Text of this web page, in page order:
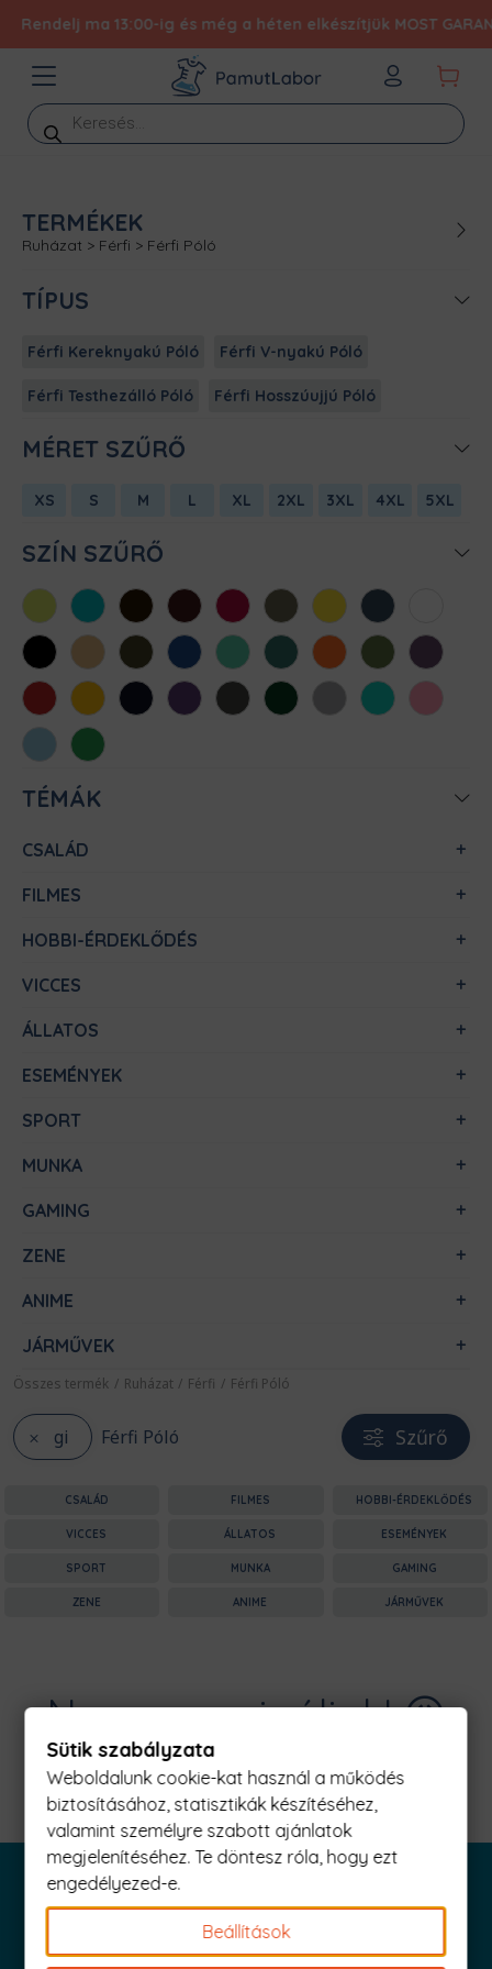
Rendelj ma 13:00-ig és még a héten elkészítjük MOST
Products
search
TERMÉKEK
Ruházat > Férfi > Férfi Póló
TÍPUS
Férfi Kereknyakú Póló Férfi V-nyakú Póló
Férfi Testhezálló Póló Férfi Hosszúujjú Póló
MÉRET SZŰRŐ
XS S M L XL 2XL 3XL 4XL 5XL
SZÍN SZŰRŐ
AlmazöldAtollkékBarnaBordóChili Cink Citromsárga
Denim
FeketeHomokKhaki KirálykékMentaMéregzöld
NarancsOliva Padlizsán
Piros SárgaSötétkékSötétlilaSötétszürke
SötétzöldSportszürke
Türkiz
Világos
rózsaszín
Világoskék
Zöld
TÉMÁK
CSALÁD
FILMES
HOBBI-ÉRDEKLŐDÉS
VICCES
ÁLLATOS
ESEMÉNYEK
SPORT
MUNKA
GAMING
ZENE
ANIME
JÁRMŰVEK
Összes termék / Ruházat / Férfi / Férfi Póló
gi Férfi Póló Szűrő
CSALÁD FILMES HOBBI-ÉRDEKLŐDÉS
VICCES ÁLLATOS ESEMÉNYEK
SPORT MUNKA GAMING
ZENE ANIME JÁRMŰVEK
Nagyon sajnáljuk! 😥
Nincs találat erre: "gi Férfi Póló"
Iratkozz fel és küldjük is az 1000 Ft értékű kuponod!
Sütik szabályzata
Weboldalunk cookie-kat használ a működés
biztosításához, statisztikák készítéséhez,
valamint személyre szabott ajánlatok
megjelenítéséhez. Te döntesz róla, hogy ezt
engedélyezed-e.
Beállítások